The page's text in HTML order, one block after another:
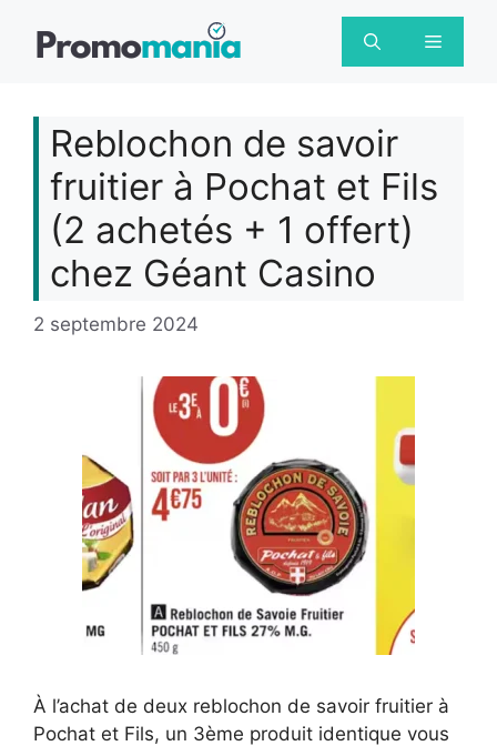
Menu
Reblochon de savoir
fruitier à Pochat et Fils
(2 achetés + 1 offert)
chez Géant Casino
2 septembre 2024
À l’achat de deux reblochon de savoir fruitier à
Pochat et Fils, un 3ème produit identique vous